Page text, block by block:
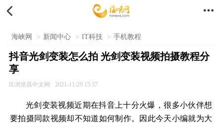
 
海峡网 > 新闻中心 > IT科技 > 手机教程
抖音光剑变装怎么拍 光剑变装视频拍摄教程分
享
IE浏览器中文网 2021-11-29 15:37
光剑变装视频近期在抖音上十分火爆，很多小伙伴想
要拍摄同款视频却不知道如何制作。因此今天小编就为大